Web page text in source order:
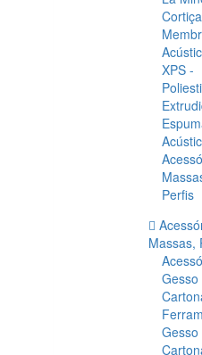
Cortiça
XPS -
Perfis
Massas,
Gesso
Gesso